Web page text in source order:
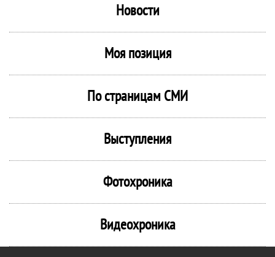
Новости
Моя позиция
По страницам СМИ
Выступления
Фотохроника
Видеохроника